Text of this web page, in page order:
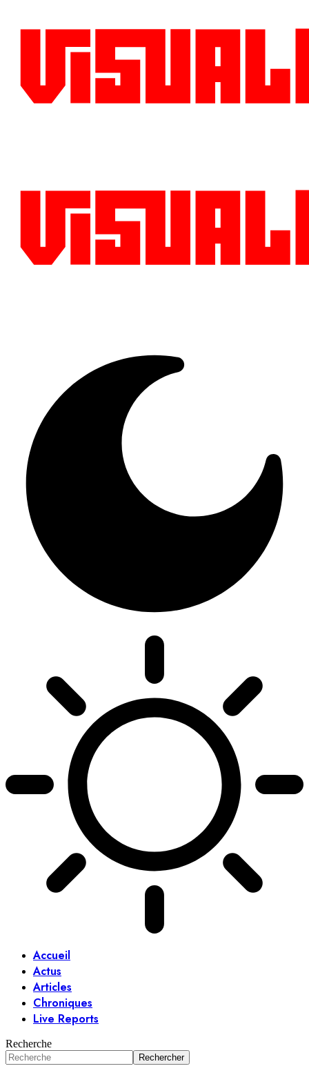
Accueil
Actus
Articles
Chroniques
Live Reports
Recherche